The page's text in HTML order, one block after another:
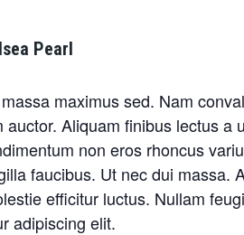
Pearl
maximus sed. Nam
Aliquam finibus lectus a
non eros rhoncus
faucibus. Ut nec dui massa.
efficitur luctus. Nullam
adipiscing elit.